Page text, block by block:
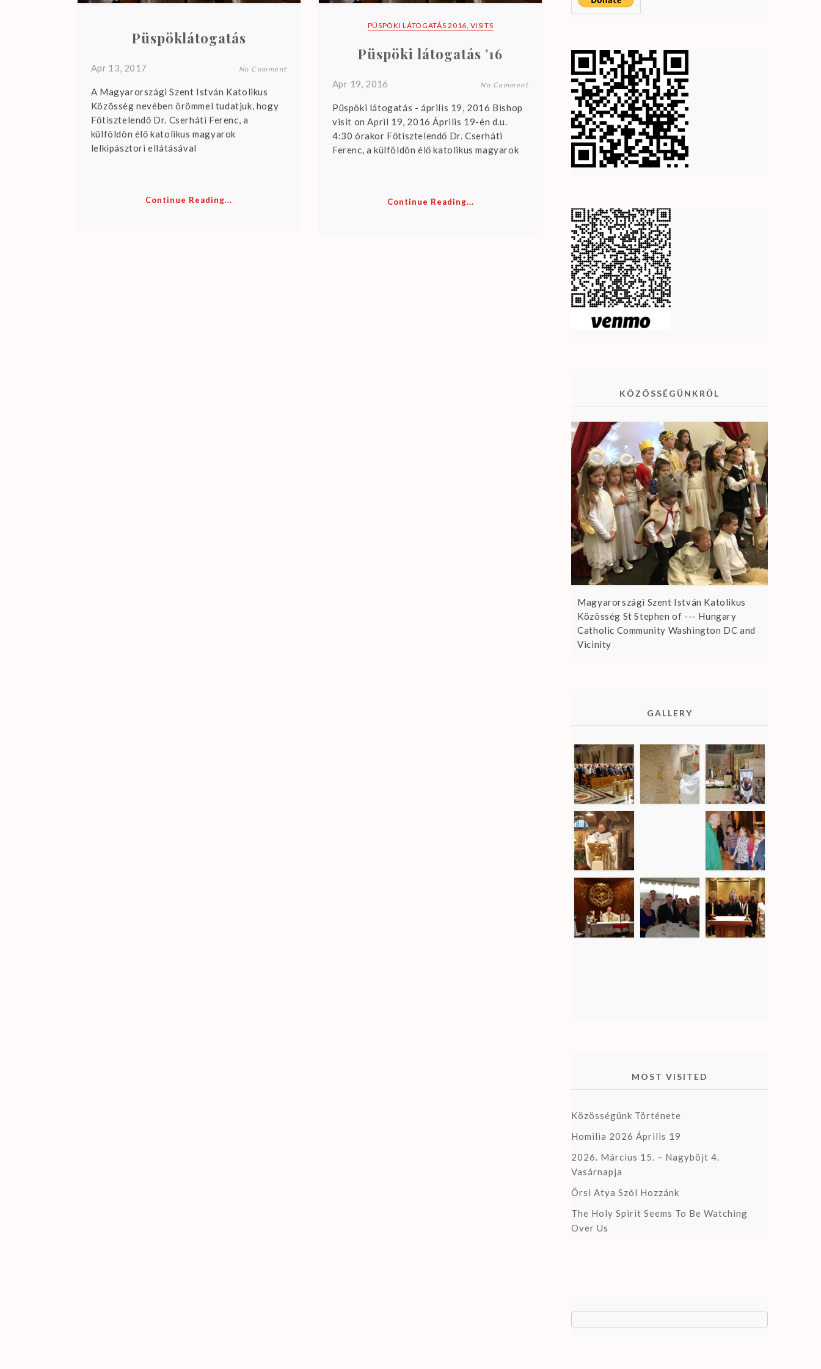
Püspöklátogatás
Apr 13, 2017 No Comment
A Magyarországi Szent István Katolikus
Közösség nevében örömmel tudatjuk, hogy
Főtisztelendő Dr. Cserháti Ferenc, a
külföldön élő katolikus magyarok
lelkipásztori ellátásával
Continue Reading...
PÜSPÖKI LÁTOGATÁS 2016,VISITS
Püspöki látogatás ’16
Apr 19, 2016 No Comment
Püspöki látogatás - április 19, 2016 Bishop
visit on April 19, 2016 Április 19-én d.u.
4:30 órakor Főtisztelendő Dr. Cserháti
Ferenc, a külföldön élő katolikus magyarok
Continue Reading...
KÖZÖSSÉGÜNKRŐL
Magyarországi Szent István Katolikus
Közösség St Stephen of --- Hungary
Catholic Community Washington DC and
Vicinity
GALLERY
MOST VISITED
Közösségünk Története
Homilia 2026 Április 19
2026. Március 15. – Nagyböjt 4.
Vasárnapja
Örsi Atya Szól Hozzánk
The Holy Spirit Seems To Be Watching
Over Us